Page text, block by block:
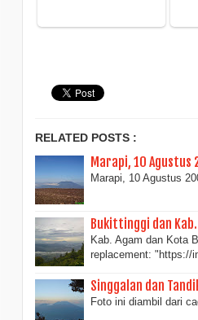
RELATED POSTS :
Marapi, 10 Agustus
Marapi, 10 Agustus
Bukittinggi dan Kab.
Kab. Agam dan Kota
replacement: "https://
Singgalan dan
Foto ini diambil dari